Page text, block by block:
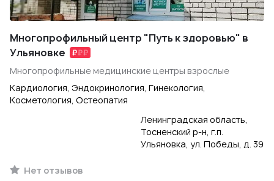
Многопрофильный центр "Путь к здоровью" в
Ульяновке
Многопрофильные медицинские центры взрослые
Кардиология, Эндокринология, Гинекология,
Косметология, Остеопатия
Ленинградская область,
Тосненский р-н, г.п.
Ульяновка, ул. Победы, д. 39
Нет отзывов